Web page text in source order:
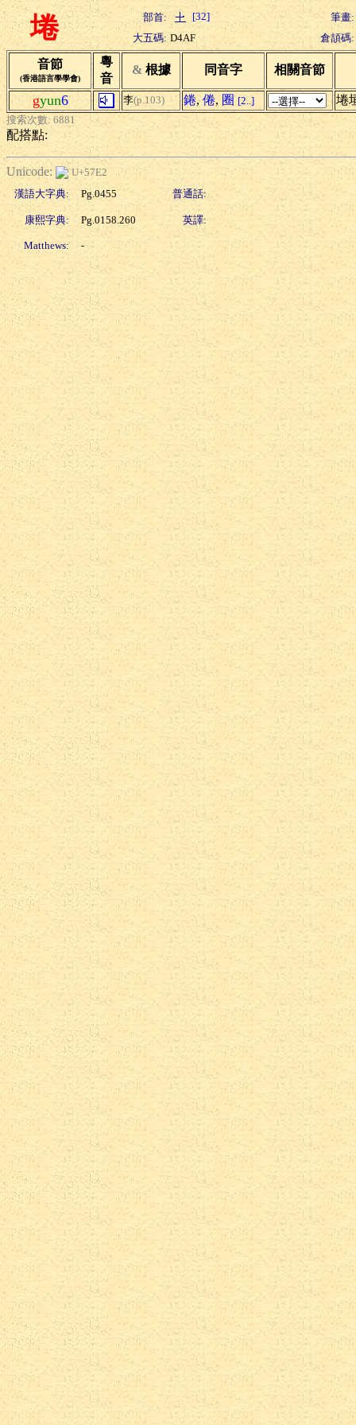
埢 部首: [32]
筆畫:
大五碼: D4AF 倉頡碼:
音節
(香港語言學學會)
粵
音
& 根據 同音字 相關音節
gyun6 李(p.103) 錈, 倦, 圈 [2..] 埢
搜索次數: 6881
配搭點:
Unicode:
U+57E2
漢語大字典:
Pg.0455 普通話:
康熙字典: Pg.0158.260 英譯:
Matthews: -